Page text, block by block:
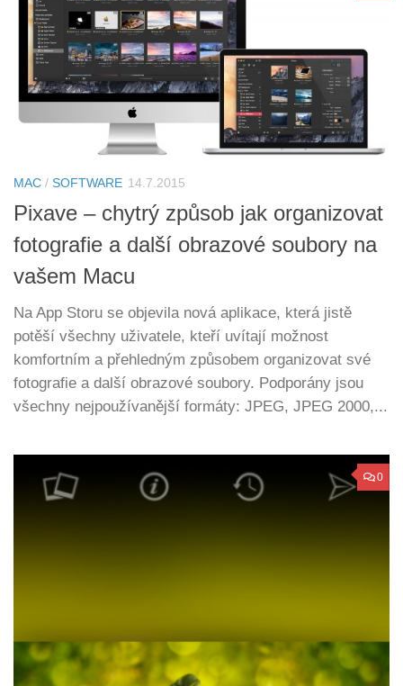
MAC / SOFTWARE 14.7.2015
Pixave – chytrý způsob jak organizovat
fotografie a další obrazové soubory na
vašem Macu
Na App Storu se objevila nová aplikace, která jistě
potěší všechny uživatele, kteří uvítají možnost
komfortním a přehledným způsobem organizovat své
fotografie a další obrazové soubory. Podporány jsou
všechny nejpoužívanější formáty: JPEG, JPEG 2000,...
0